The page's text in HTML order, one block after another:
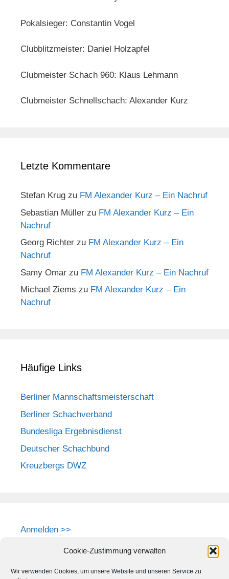
Cookie-Zustimmung verwalten
Wir verwenden Cookies, um unsere Website und unseren Service zu
Pokalsieger: Constantin Vogel
Clubblitzmeister: Daniel Holzapfel
Clubmeister Schach 960: Klaus Lehmann
Clubmeister Schnellschach: Alexander Kurz
Letzte Kommentare
Stefan Krug zu FM Alexander Kurz – Ein Nachruf
Sebastian Müller zu FM Alexander Kurz – Ein
Nachruf
Georg Richter zu FM Alexander Kurz – Ein
Nachruf
Samy Omar zu FM Alexander Kurz – Ein Nachruf
Michael Ziems zu FM Alexander Kurz – Ein
Nachruf
Häufige Links
Berliner Mannschaftsmeisterschaft
Berliner Schachverband
Bundesliga Ergebnisdienst
Deutscher Schachbund
Kreuzbergs DWZ
Anmelden >>